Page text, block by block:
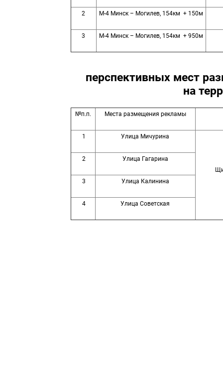
2 М-4 Минск – Могилев, 154км + 150м
3 М-4 Минск – Могилев, 154км + 950м
перспективных мест
на
№п.п. Места размещения рекламы
1 Улица Мичурина
2 Улица Гагарина
3 Улица Калинина
4 Улица Советская